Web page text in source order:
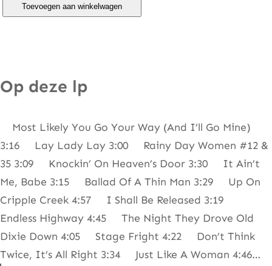
–
T
h
e
B
a
n
Toevoegen aan winkelwagen
Op deze lp
Most Likely You Go Your Way (And I’ll Go Mine)
3:16 Lay Lady Lay 3:00 Rainy Day Women #12 &
35 3:09 Knockin’ On Heaven’s Door 3:30 It Ain’t
Me, Babe 3:15 Ballad Of A Thin Man 3:29 Up On
Cripple Creek 4:57 I Shall Be Released 3:19
Endless Highway 4:45 The Night They Drove Old
Dixie Down 4:05 Stage Fright 4:22 Don’t Think
Twice, It’s All Right 3:34 Just Like A Woman 4:46…